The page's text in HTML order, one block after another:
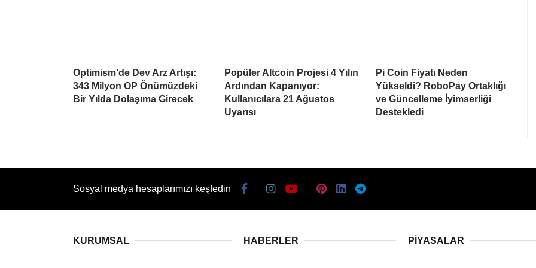
Optimism’de Dev Arz Artışı:
343 Milyon OP Önümüzdeki
Bir Yılda Dolaşıma Girecek
Popüler Altcoin Projesi 4 Yılın
Ardından Kapanıyor:
Kullanıcılara 21 Ağustos
Uyarısı
Pi Coin Fiyatı Neden
Yükseldi? RoboPay Ortaklığı
ve Güncelleme İyimserliği
Destekledi
Sosyal medya hesaplarımızı keşfedin
KURUMSAL HABERLER PIYASALAR